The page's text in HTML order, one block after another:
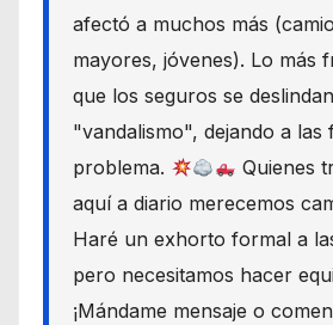
afectó a muchos más
mayores, jóvenes). Lo más
que los seguros se
"vandalismo", dejando a las
problema.
Quienes
aquí a diario merecemos
Haré un exhorto formal a
pero necesitamos hacer
¡Mándame mensaje o